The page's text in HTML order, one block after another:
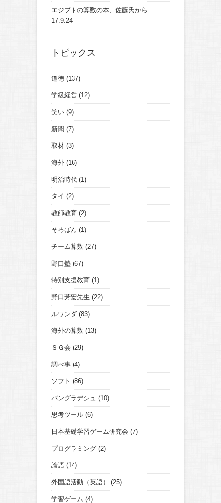
エジプトの算数の本、佐藤氏から
17.9.24
トピックス
道徳 (137)
学級経営 (12)
笑い (9)
新聞 (7)
取材 (3)
海外 (16)
明治時代 (1)
タイ (2)
教師教育 (2)
そろばん (1)
チーム算数 (27)
野口塾 (67)
特別支援教育 (1)
野口芳宏先生 (22)
ルワンダ (83)
海外の算数 (13)
ＳＧ会 (29)
調べ事 (4)
ソフト (86)
バングラデシュ (10)
思考ツール (6)
日本基礎学習ゲーム研究会 (7)
プログラミング (2)
論語 (14)
外国語活動（英語） (25)
学習ゲーム (4)